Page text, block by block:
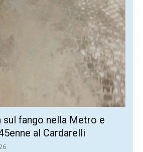
sul fango nella Metro e
al Cardarelli